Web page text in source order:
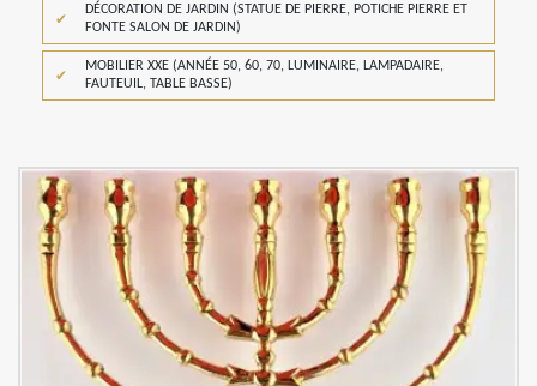
DÉCORATION DE JARDIN (STATUE DE PIERRE, POTICHE PIERRE ET
FONTE SALON DE JARDIN)
MOBILIER XXE (ANNÉE 50, 60, 70, LUMINAIRE, LAMPADAIRE,
FAUTEUIL, TABLE BASSE)